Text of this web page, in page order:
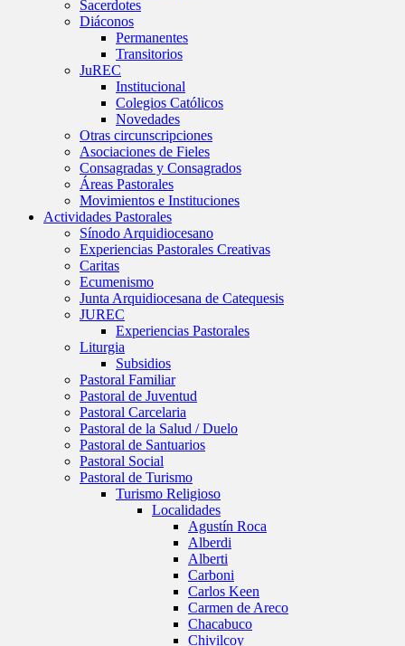
Sacerdotes
Diáconos
Permanentes
Transitorios
JuREC
Institucional
Colegios Católicos
Novedades
Otras circunscripciones
Asociaciones de Fieles
Consagradas y Consagrados
Áreas Pastorales
Movimientos e Instituciones
Actividades Pastorales
Sínodo Arquidiocesano
Experiencias Pastorales Creativas
Caritas
Ecumenismo
Junta Arquidiocesana de Catequesis
JUREC
Experiencias Pastorales
Liturgia
Subsidios
Pastoral Familiar
Pastoral de Juventud
Pastoral Carcelaria
Pastoral de la Salud / Duelo
Pastoral de Santuarios
Pastoral Social
Pastoral de Turismo
Turismo Religioso
Localidades
Agustín Roca
Alberdi
Alberti
Carboni
Carlos Keen
Carmen de Areco
Chacabuco
Chivilcoy